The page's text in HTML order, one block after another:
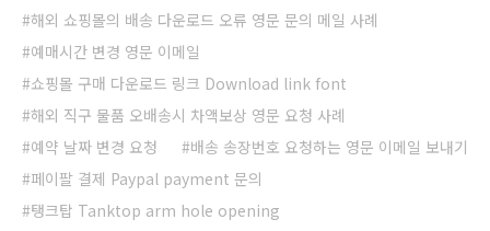
해외 쇼핑몰의 배송 다운로드 오류 영문 문의 메일 사례
예매시간 변경 영문 이메일
쇼핑몰 구매 다운로드 링크 Download link font
해외 직구 물품 오배송시 차액보상 영문 요청 사례
예약 날짜 변경 요청
배송 송장번호 요청하는 영문 이메일 보내기
페이팔 결제 Paypal payment 문의
탱크탑 Tanktop arm hole opening